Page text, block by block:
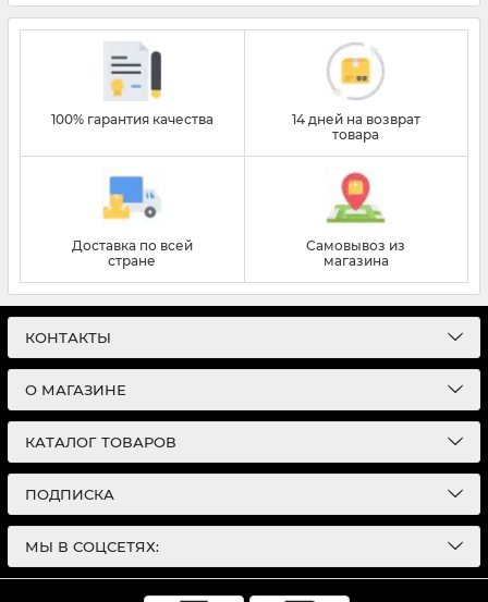
100% гарантия качества
14 дней на возврат
товара
Доставка по всей
стране
Самовывоз из
магазина
КОНТАКТЫ
О МАГАЗИНЕ
КАТАЛОГ ТОВАРОВ
ПОДПИСКА
МЫ В СОЦСЕТЯХ: